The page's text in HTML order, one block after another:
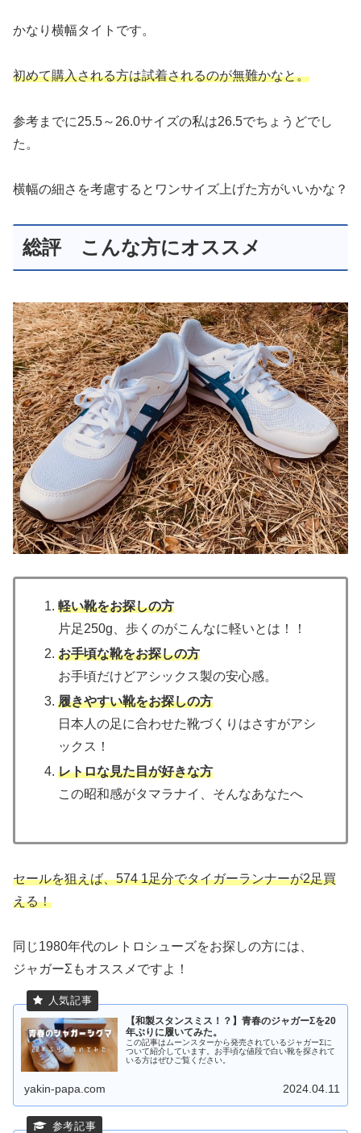
かなり横幅タイトです。
初めて購入される方は試着されるのが無難かなと。
参考までに25.5～26.0サイズの私は26.5でちょうどでし
た。
横幅の細さを考慮するとワンサイズ上げた方がいいかな？
総評 こんな方にオススメ
軽い靴をお探しの方
片足250g、歩くのがこんなに軽いとは！！
お手頃な靴をお探しの方
お手頃だけどアシックス製の安心感。
履きやすい靴をお探しの方
日本人の足に合わせた靴づくりはさすがアシ
ックス！
レトロな見た目が好きな方
この昭和感がタマラナイ、そんなあなたへ
セールを狙えば、574 1足分でタイガーランナーが2足買
える！
同じ1980年代のレトロシューズをお探しの方には、
ジャガーΣもオススメですよ！
【和製スタンスミス！？】青春のジャガーΣを20
年ぶりに履いてみた。
この記事はムーンスターから発売されているジャガーΣに
ついて紹介しています。お手頃な値段で白い靴を探されて
いる方はぜひご覧ください。
yakin-papa.com 2024.04.11